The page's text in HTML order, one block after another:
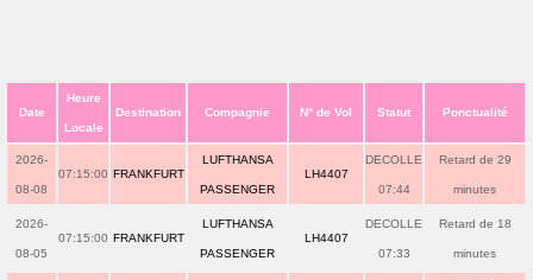
Date
Heure
Locale
Destination Compagnie N° de Vol Statut Ponctualité
2026-
08-08
07:15:00 FRANKFURT
LUFTHANSA
PASSENGER
LH4407
DECOLLE
07:44
Retard de 29
minutes
2026-
08-05
07:15:00 FRANKFURT
LUFTHANSA
PASSENGER
LH4407
DECOLLE
07:33
Retard de 18
minutes